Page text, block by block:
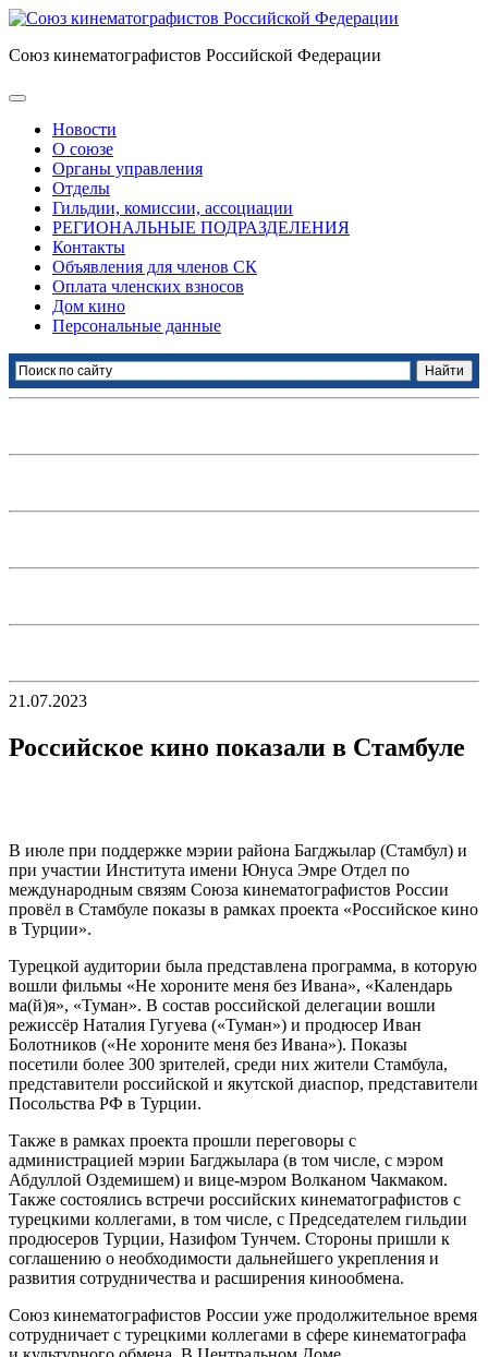
Союз кинематографистов Российской Федерации
Новости
О союзе
Органы управления
Отделы
Гильдии, комиссии, ассоциации
РЕГИОНАЛЬНЫЕ ПОДРАЗДЕЛЕНИЯ
Контакты
Объявления для членов СК
Оплата членских взносов
Дом кино
Персональные данные
21.07.2023
Российское кино показали в Стамбуле
В июле при поддержке мэрии района Багджылар (Стамбул) и
при участии Института имени Юнуса Эмре Отдел по
международным связям Союза кинематографистов России
провёл в Стамбуле показы в рамках проекта «Российское кино
в Турции».
Турецкой аудитории была представлена программа, в которую
вошли фильмы «Не хороните меня без Ивана», «Календарь
ма(й)я», «Туман». В состав российской делегации вошли
режиссёр Наталия Гугуева («Туман») и продюсер Иван
Болотников («Не хороните меня без Ивана»). Показы
посетили более 300 зрителей, среди них жители Стамбула,
представители российской и якутской диаспор, представители
Посольства РФ в Турции.
Также в рамках проекта прошли переговоры с
администрацией мэрии Багджылара (в том числе, с мэром
Абдуллой Оздемишем) и вице-мэром Волканом Чакмаком.
Также состоялись встречи российских кинематографистов с
турецкими коллегами, в том числе, с Председателем гильдии
продюсеров Турции, Назифом Тунчем. Стороны пришли к
соглашению о необходимости дальнейшего укрепления и
развития сотрудничества и расширения кинообмена.
Союз кинематографистов России уже продолжительное время
сотрудничает с турецкими коллегами в сфере кинематографа